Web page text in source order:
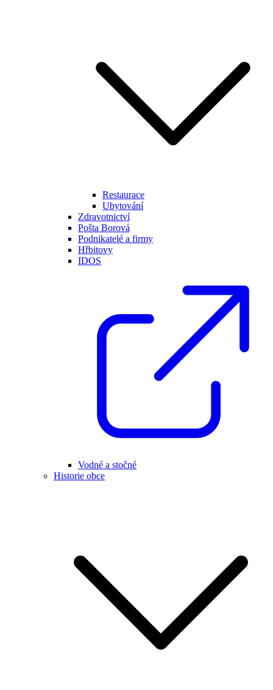
Restaurace
Ubytování
Zdravotnictví
Pošta Borová
Podnikatelé a firmy
Hřbitovy
IDOS
Vodné a stočné
Historie obce